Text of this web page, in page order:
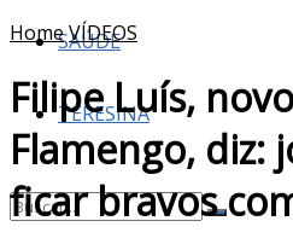
SAÚDE
TERESINA
HomeVÍDEOS
Filipe Luís,
Flamengo, diz:
ficar bravos